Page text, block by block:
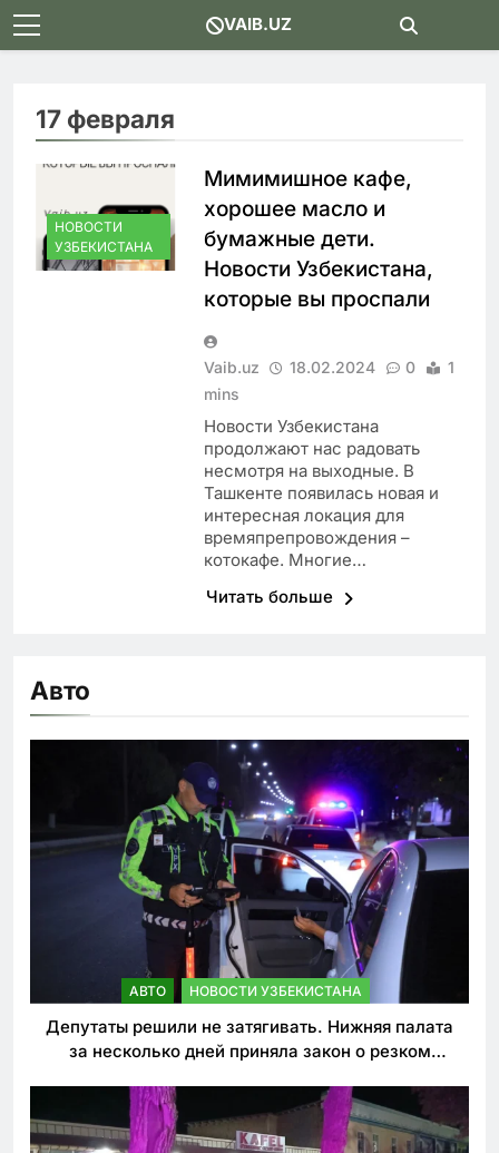
Skip
to
VAIB.UZ
17 февраля
НОВОСТИ
УЗБЕКИСТАНА
Мимимишное кафе,
хорошее масло и
бумажные дети.
Новости Узбекистана,
которые вы проспали
Vaib.uz 18.02.2024 0
1
mins
Новости Узбекистана
продолжают нас радовать
несмотря на выходные. В
Ташкенте появилась новая и
интересная локация для
времяпрепровождения –
котокафе. Многие…
Читать больше
Авто
АВТО НОВОСТИ УЗБЕКИСТАНА
Депутаты решили не затягивать. Нижняя палата
за несколько дней приняла закон о резком